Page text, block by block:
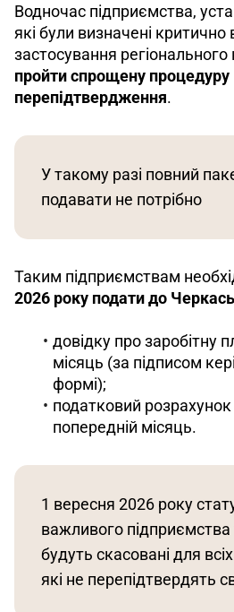
Водночас підприємства,
які були визначені
застосування регіонального
пройти спрощену процедуру
перепідтвердження.
У такому разі повний
подавати не потрібно
Таким підприємствам
2026 року подати до
довідку про заробітну
місяць (за підписом
формі);
податковий
попередній місяць.
1 вересня 2026 року
важливого
будуть скасовані для
які не перепідтвердять